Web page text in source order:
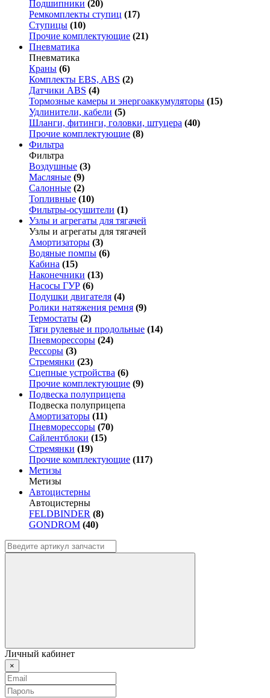
Подшипники (20)
Ремкомплекты ступиц (17)
Ступицы (10)
Прочие комплектующие (21)
Пневматика
Пневматика
Краны (6)
Комплекты EBS, ABS (2)
Датчики ABS (4)
Тормозные камеры и энергоаккумуляторы (15)
Удлинители, кабели (5)
Шланги, фитинги, головки, штуцера (40)
Прочие комплектующие (8)
Фильтра
Фильтра
Воздушные (3)
Масляные (9)
Салонные (2)
Топливные (10)
Фильтры-осушители (1)
Узлы и агрегаты для тягачей
Узлы и агрегаты для тягачей
Амортизаторы (3)
Водяные помпы (6)
Кабина (15)
Наконечники (13)
Насосы ГУР (6)
Подушки двигателя (4)
Ролики натяжения ремня (9)
Термостаты (2)
Тяги рулевые и продольные (14)
Пневморессоры (24)
Рессоры (3)
Стремянки (23)
Сцепные устройства (6)
Прочие комплектующие (9)
Подвеска полуприцепа
Подвеска полуприцепа
Амортизаторы (11)
Пневморессоры (70)
Сайлентблоки (15)
Стремянки (19)
Прочие комплектующие (117)
Метизы
Метизы
Автоцистерны
Автоцистерны
FELDBINDER (8)
GONDROM (40)
Личный кабинет
×